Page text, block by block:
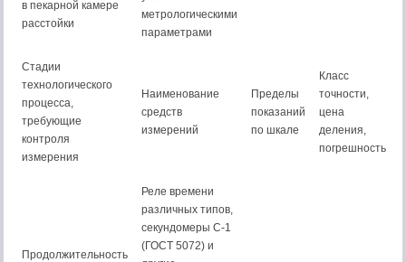
в пекарной камере
расстойки
метрологическими
параметрами
Стадии
технологического
процесса,
требующие
контроля
измерения
Наименование
средств
измерений
Пределы
показаний
по шкале
Класс
точности,
цена
деления,
погрешность
Продолжительность
Реле времени
различных типов,
секундомеры С-1
(ГОСТ 5072) и